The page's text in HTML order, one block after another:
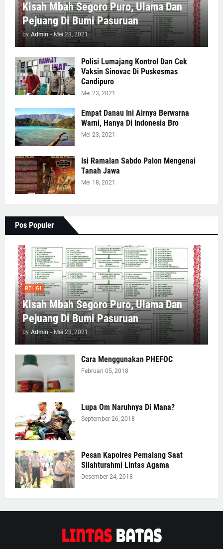
Kisah Mbah Segoro Puro, Ulama Dan
Pejuang Di Bumi Pasuruan
by Admin - Mei 23, 2021
Polisi Lumajang Kontrol Dan Cek
Vaksin Sinovac Di Puskesmas
Candipuro
Mei 23, 2021
Empat Danau Ini Airnya Berwarna
Warni, Hanya Di Indonesia Bro
Mei 23, 2021
Isi Ramalan Sabdo Palon Mengenai
Tanah Jawa
Mei 18, 2021
Pos Populer
RELIGI
Kisah Mbah Segoro Puro, Ulama Dan
Pejuang Di Bumi Pasuruan
by Admin - Mei 23, 2021
Cara Menggunakan PHEFOC
Februari 05, 2018
Lupa Om Naruhnya Di Mana?
September 26, 2018
Pesan Kapolres Pemalang Saat
Silahturahmi Lintas Agama
Desember 24, 2018